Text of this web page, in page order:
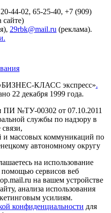
44-02, 65-25-40, +7 (909)
сайте)
29rbk@mail.ru (реклама).
КЛАСС экспресс».
22 декабря 1999 года.
ПИ №ТУ-00302 от 07.10.2011
службы по надзору в
связи,
массовых коммуникаций по
автономному округу
на использование
сервисов веб
на вашем устройстве
анализа использования
усилиям.
конфиденциальности для